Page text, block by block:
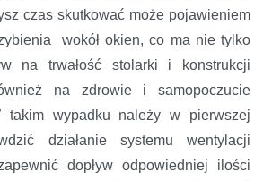
czas skutkować może pojawieniem
wokół okien, co ma nie tylko
na trwałość stolarki i konstrukcji
na zdrowie i samopoczucie
takim wypadku należy w pierwszej
działanie systemu wentylacji
dopływ odpowiedniej ilości